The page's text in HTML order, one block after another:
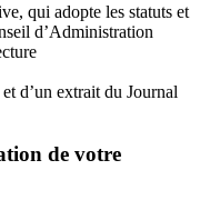
qui adopte les statuts et
d’Administration
d’un extrait du Journal
de votre